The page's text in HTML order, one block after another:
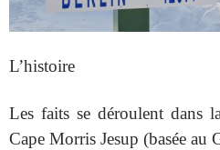
L’histoire
Les faits se déroulent dans
Cape Morris Jesup (basée au